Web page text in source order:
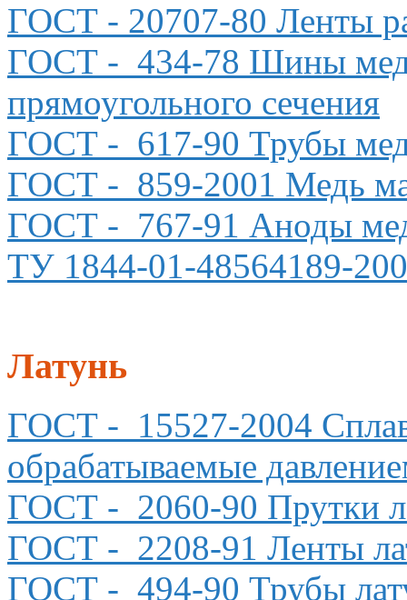
ГОСТ - 20707-80 Ленты
ГОСТ - 434-78 Шины
прямоугольного сечения
ГОСТ - 617-90 Трубы
ГОСТ - 859-2001 Медь
ГОСТ - 767-91 Аноды
ТУ 1844-01-48564189-
Латунь
ГОСТ - 15527-2004
обрабатываемые
ГОСТ - 2060-90 Прутки
ГОСТ - 2208-91 Ленты
ГОСТ - 494-90 Трубы